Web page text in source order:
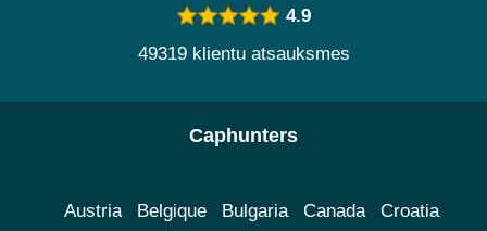
4.9
49319 klientu atsauksmes
Caphunters
Austria Belgique Bulgaria Canada Croatia